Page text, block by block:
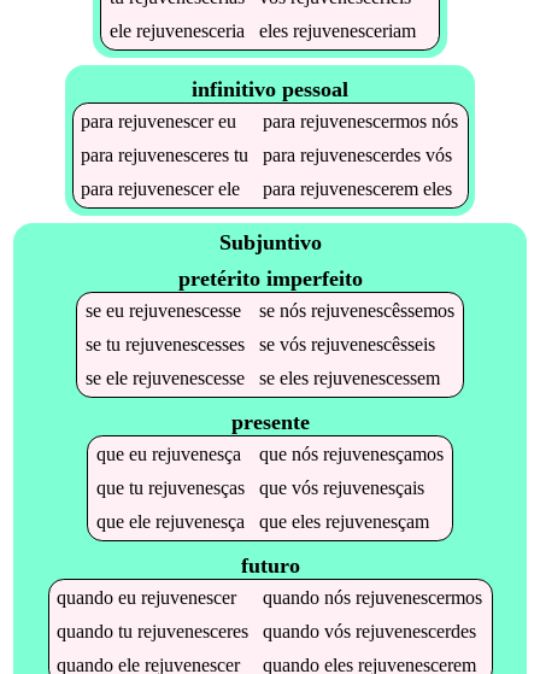
ele rejuvenesceria eles rejuvenesceriam
infinitivo pessoal
pararejuvenescereu pararejuvenescermos nós
pararejuvenesceres tu pararejuvenescerdes vós
pararejuvenescerele pararejuvenescerem eles
Subjuntivo
pretérito imperfeito
se eu rejuvenescesse se nós rejuvenescêssemos
se tu rejuvenescesses se vós rejuvenescêsseis
se ele rejuvenescesse se eles rejuvenescessem
presente
que eu rejuvenesça que nós rejuvenesçamos
que tu rejuvenesças que vós rejuvenesçais
que ele rejuvenesça que eles rejuvenesçam
futuro
quandoeurejuvenescer quandonósrejuvenescermos
quandoturejuvenesceres quandovósrejuvenescerdes
quandoelerejuvenescer quandoelesrejuvenescerem